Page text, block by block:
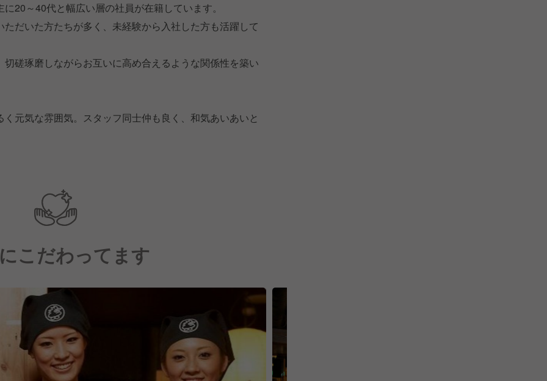
20～40代と幅広い層の社員が在籍しています。
だいた方たちが多く、未経験から入社した方も活躍して
磋琢磨しながらお互いに高め合えるような関係性を築い
元気な雰囲気。スタッフ同士仲も良く、和気あいあいと
こだわってます